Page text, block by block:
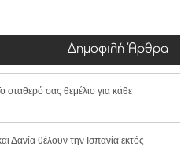
Δημοφιλή Άρθρα
σταθερό σας θεμέλιο για κάθε
Δανία θέλουν την Ισπανία εκτός